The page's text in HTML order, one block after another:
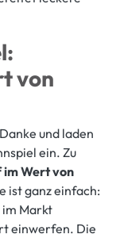
von
und laden
ein. Zu
Wert von
ist ganz einfach:
Markt
einwerfen. Die